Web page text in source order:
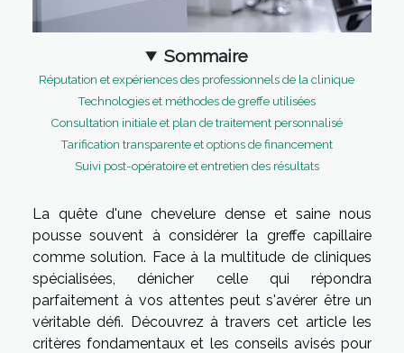
Sommaire
Réputation et expériences des professionnels de la clinique
Technologies et méthodes de greffe utilisées
Consultation initiale et plan de traitement personnalisé
Tarification transparente et options de financement
Suivi post-opératoire et entretien des résultats
La quête d'une chevelure dense et saine nous
pousse souvent à considérer la greffe capillaire
comme solution. Face à la multitude de cliniques
spécialisées, dénicher celle qui répondra
parfaitement à vos attentes peut s'avérer être un
véritable défi. Découvrez à travers cet article les
critères fondamentaux et les conseils avisés pour